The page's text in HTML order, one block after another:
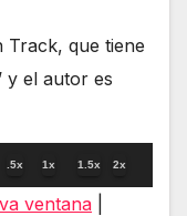
Track, que tiene
y el autor es
.5x 1x 1.5x 2x
ventana